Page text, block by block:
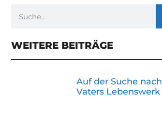
WEITERE BEITRÄGE
Auf der Suche nach
Vaters Lebenswerk